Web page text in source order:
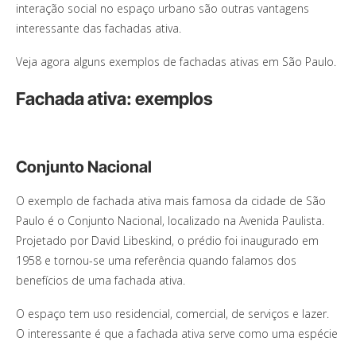
interação social no espaço urbano são outras vantagens
interessante das fachadas ativa.
Veja agora alguns exemplos de fachadas ativas em São Paulo.
Fachada ativa: exemplos
Conjunto Nacional
O exemplo de fachada ativa mais famosa da cidade de São
Paulo é o Conjunto Nacional, localizado na Avenida Paulista.
Projetado por David Libeskind, o prédio foi inaugurado em
1958 e tornou-se uma referência quando falamos dos
benefícios de uma fachada ativa.
O espaço tem uso residencial, comercial, de serviços e lazer.
O interessante é que a fachada ativa serve como uma espécie